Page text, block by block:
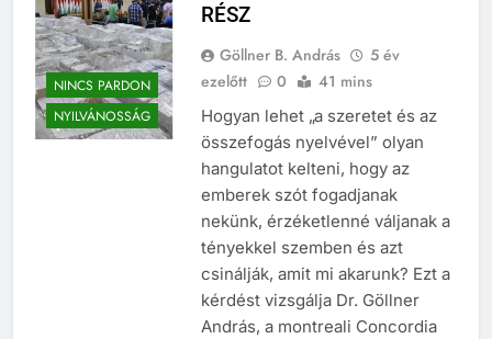
NINCS PARDON
NYILVÁNOSSÁG
RÉSZ
Göllner B. András
5 év
ezelőtt
0 41 mins
Hogyan lehet „a szeretet és az
összefogás nyelvével” olyan
hangulatot kelteni, hogy az
emberek szót fogadjanak
nekünk, érzéketlenné váljanak a
tényekkel szemben és azt
csinálják, amit mi akarunk? Ezt a
kérdést vizsgálja Dr. Göllner
András, a montreali Concordia